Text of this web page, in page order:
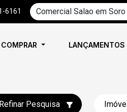
6161
COMPRAR LANÇAMENTOS
Refinar Pesquisa